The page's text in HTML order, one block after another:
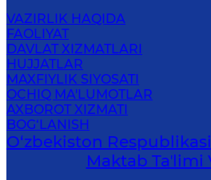
VAZIRLIK HAQIDA
FAOLIYAT
DAVLAT XIZMATLARI
HUJJATLAR
MAXFIYLIK SIYOSATI
OCHIQ MA'LUMOTLAR
AXBOROT XIZMATI
BOG‘LANISH
O‘zbekiston
Maktab Taʼlimi